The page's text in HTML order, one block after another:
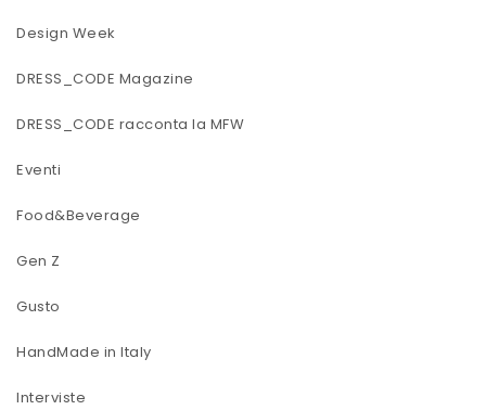
Design Week
DRESS_CODE Magazine
DRESS_CODE racconta la MFW
Eventi
Food&Beverage
Gen Z
Gusto
HandMade in Italy
Interviste